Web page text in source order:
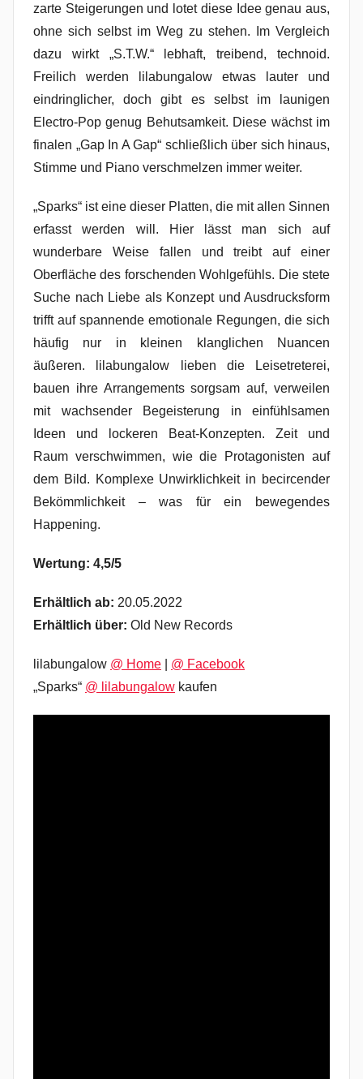
zarte Steigerungen und lotet diese Idee genau aus,
ohne sich selbst im Weg zu stehen. Im Vergleich
dazu wirkt „S.T.W.“ lebhaft, treibend, technoid.
Freilich werden lilabungalow etwas lauter und
eindringlicher, doch gibt es selbst im launigen
Electro-Pop genug Behutsamkeit. Diese wächst im
finalen „Gap In A Gap“ schließlich über sich hinaus,
Stimme und Piano verschmelzen immer weiter.
„Sparks“ ist eine dieser Platten, die mit allen Sinnen
erfasst werden will. Hier lässt man sich auf
wunderbare Weise fallen und treibt auf einer
Oberfläche des forschenden Wohlgefühls. Die stete
Suche nach Liebe als Konzept und Ausdrucksform
trifft auf spannende emotionale Regungen, die sich
häufig nur in kleinen klanglichen Nuancen
äußeren. lilabungalow lieben die Leisetreterei,
bauen ihre Arrangements sorgsam auf, verweilen
mit wachsender Begeisterung in einfühlsamen
Ideen und lockeren Beat-Konzepten. Zeit und
Raum verschwimmen, wie die Protagonisten auf
dem Bild. Komplexe Unwirklichkeit in becircender
Bekömmlichkeit – was für ein bewegendes
Happening.
Wertung: 4,5/5
Erhältlich ab: 20.05.2022
Erhältlich über: Old New Records
lilabungalow @ Home
@ Facebook
„Sparks“ @ lilabungalow kaufen